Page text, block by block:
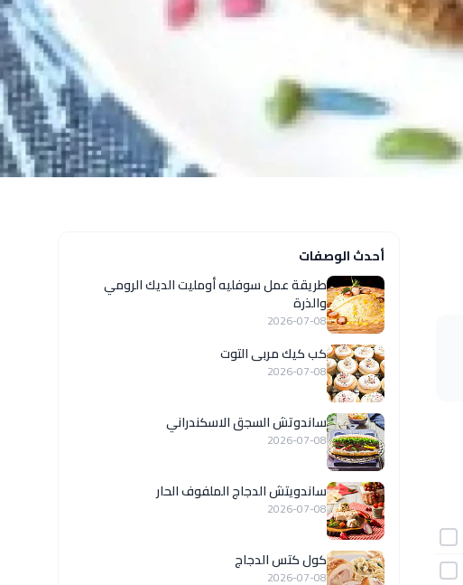
أحدث الوصفات
طريقة عمل سوفليه أومليت الديك الرومي
والذرة
2026-07-08
كب كيك مربى التوت
2026-07-08
ساندوتش السجق الاسكندراني
2026-07-08
ساندويتش الدجاج الملفوف الحار
2026-07-08
كول كتس الدجاج
2026-07-08